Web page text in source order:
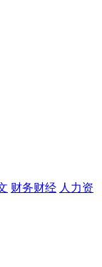
财务财经 人力资